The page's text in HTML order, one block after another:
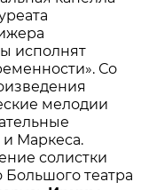
исполнят
Со
мелодии
Маркеса.
солистки
Большого театра